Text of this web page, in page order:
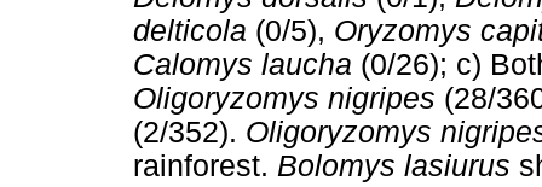
delticola (0/5), Oryzomys
Calomys laucha (0/26); c)
Oligoryzomys nigripes (28/
(2/352). Oligoryzomys
rainforest. Bolomys lasiurus